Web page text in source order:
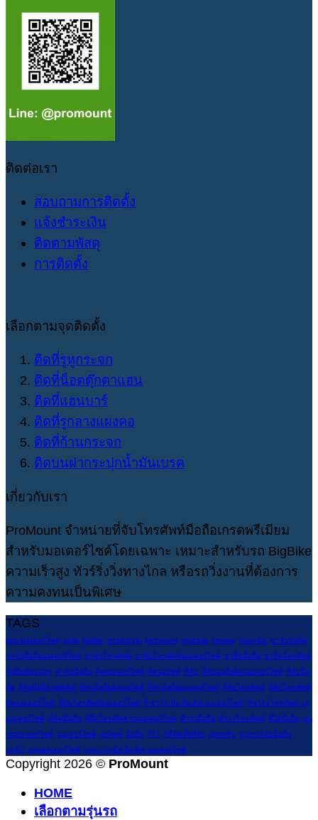
ติดต่อเรา
สอบถามการติดตั้ง
แจ้งชำระเงิน
ติดตามพัสดุ
การติดตั้ง
เลือกตามจุดติดตั้ง
ติดที่รูหูกระจก
ติดที่น็อตตุ๊กตาแฮน
ติดที่แฮนบาร์
ติดที่รูกลางแผงคอ
ติดที่ก้านกระจก
ติดบนฝากระปุกน้ำมันเบรค
เกี่ยวกับเรา
ProMount จำหน่ายที่จับโทรศัพท์มือถือเกรดพรีเมียม
สำหรับมอเตอร์ไซค์โดยเฉพาะ เหมาะสำหรับรถ BigBike
ความเร็วสูง ทัวร์ริ่งวิ่งทางไกล หรือรถวิ่งงานที่ต้องการ
ความคงทนเป็นพิเศษ
TAGS
gps มอเตอร์ไซค์ grab holder motercyle promount protools review กันสะบัด ขาจับมือถือ
ขาจับมือถือมอเตอร์ไซค์ ขาจับโทรศัพท์ ขาจับโทรศัพท์มอเตอร์ไซค์ ขายึดมือถือ ขายึดโทรศัพท์
จับมือถือแน่นๆ ตัวจับมือถือ ติดมอเตอร์ไซค์ ติดมอไซค์ ที่จับ ที่จับมอถือติดมอเตอร์ไซค์ ที่จับมือ
ถือ ที่จับมือถือ bigbike ที่จับมือถือติดมอไซค์ ที่จับมือถือมอเตอร์ไซค์ ที่จับโทรศัพท์ ที่จับโทรศัพท์
ติดมอเตอร์ไซค์ ที่จับโทรศัพท์มอเตอร์ไซค์ ที่ ชาร์จ มือ ถือ ติด มอเตอร์ไซค์ ที่ชาร์จโทรศัพท์ รถ
มอเตอร์ไซค์ ที่ติดมือถือ ที่ยึดโทรศัพท์ รถมอเตอร์ไซค์ ที่วางมือถือ ที่วางโทรศัพท์ ที่ใส่มือถือ บน
รถมอเตอร์ไซด์ มอเตอร์ไซค์ มอไซค์ มือถือ รีวิว วิธีติดตั้งที่จับ ออกทริป
อุปกรณ์จับมือถือ
แกร๊บ แต่งมอเตอร์ไซค์ แท่น วางมือ ถือ ติด มอเตอร์ไซค์
Copyright 2026 © ProMount
HOME
เลือกตามรุ่นรถ